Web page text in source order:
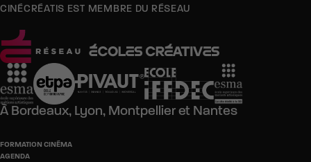
CINÉCRÉATIS EST MEMBRE DU RÉSEAU
À Bordeaux, Lyon, Montpellieret Nantes
FORMATION CINÉMA
AGENDA